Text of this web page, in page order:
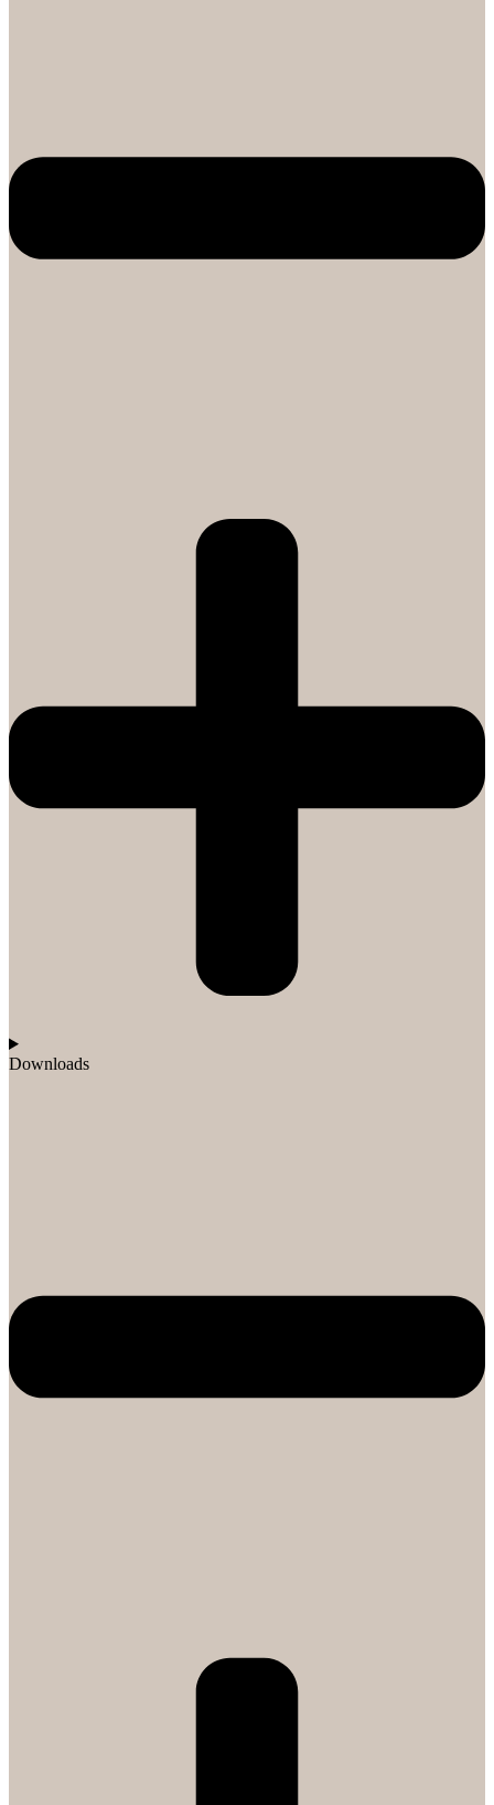
Downloads